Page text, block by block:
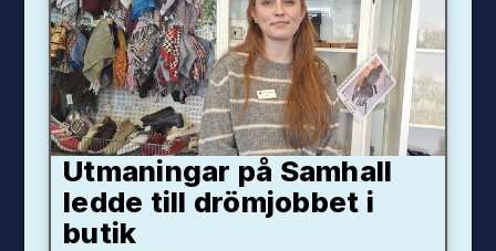
Utmaningar på Sam­hall
ledde till dröm­jobbet i
butik